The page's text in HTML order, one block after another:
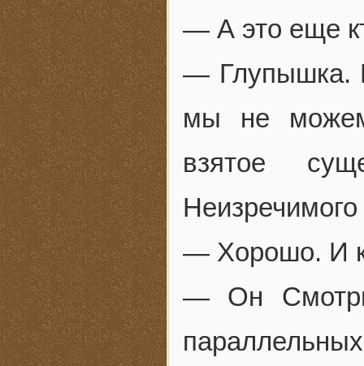
— А это еще
— Глупышка.
мы не можем
взятое
— Хорошо. И
— Он